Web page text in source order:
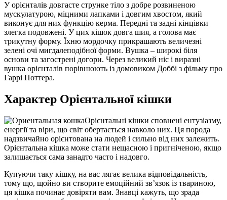
У орієнталів довгасте струнке тіло з добре розвиненою
мускулатурою, міцними лапками і довгим хвостом, який
виконує для них функцію керма. Передні та задні кінцівки
злегка подовжені. У цих кішок довга шия, а голова має
трикутну форму. Їхню мордочку прикрашають величезні
зелені очі мигдалеподібної форми. Вушка – широкі біля
основи та загострені догори. Через великий ніс і виразні
вушка орієнталів порівнюють із домовиком Доббі з фільму про
Гаррі Поттера.
Характер Орієнтальної кішки
Орієнтальні кішки сповнені ентузіазму,
енергії та віри, що світ обертається навколо них. Ця порода
надзвичайно орієнтована на людей і сильно від них залежить.
Орієнтальна кішка може стати нещасною і пригніченою, якщо
залишається сама занадто часто і надовго.
Купуючи таку кішку, на вас лягає велика відповідальність,
тому що, щойно ви створите емоційний зв’язок із твариною,
ця кішка починає довіряти вам. Знавці кажуть, що зрада